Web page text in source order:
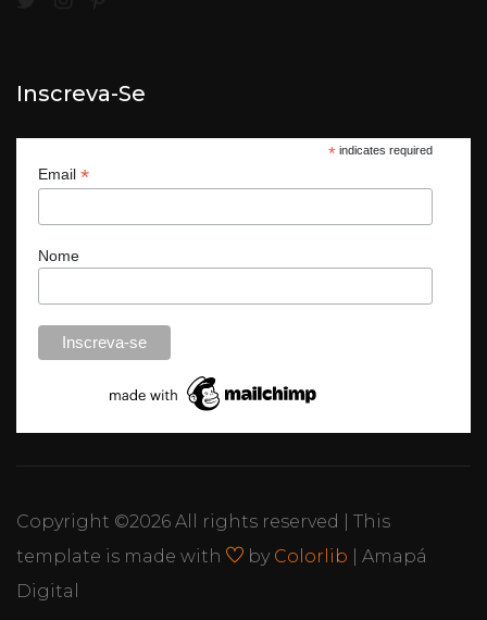
Inscreva-Se
*indicates required
Email *
Nome
Copyright ©2026 All rights reserved | This
template is made with
by Colorlib | Amapá
Digital